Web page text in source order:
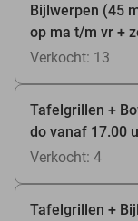
Bijlwerpen (45
op ma t/m vr +
Verkocht: 13
Tafelgrillen +
do vanaf 17.00
Verkocht: 4
Tafelgrillen +